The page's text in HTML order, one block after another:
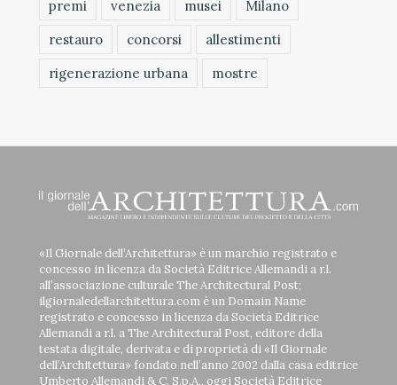
premi
venezia musei
Milano
restauro
concorsi
allestimenti
rigenerazione urbana
mostre
«Il Giornale dell’Architettura» è un marchio registrato e
concesso in licenza da Società Editrice Allemandi a r.l.
all’associazione culturale The Architectural Post;
ilgiornaledellarchitettura.com è un Domain Name
registrato e concesso in licenza da Società Editrice
Allemandi a r.l. a The Architectural Post, editore della
testata digitale, derivata e di proprietà di «Il Giornale
dell’Architettura» fondato nell’anno 2002 dalla casa editrice
Umberto Allemandi & C. S.p.A., oggi Società Editrice